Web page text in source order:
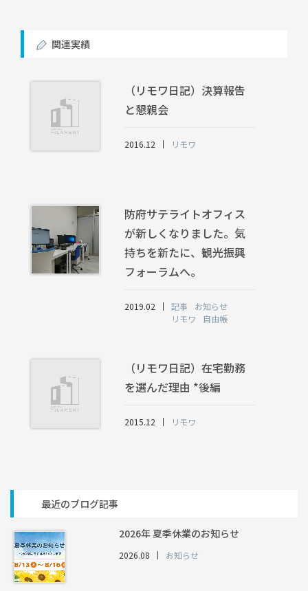
関連実績
（リモワ日記）決算報告
と懇親会
2016.12 リモワ
防府サテライトオフィス
が新しくなりました。気
持ちを新たに、観光振興
フォーラムへ。
2019.02 記事
お知らせ
リモワ
自由帳
（リモワ日記）在宅勤務
を選んだ理由 *後編
2015.12 リモワ
最近のブログ記事
2026年 夏季休業のお知らせ
2026.08 お知らせ